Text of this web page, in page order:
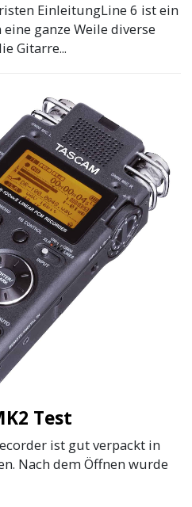
EinleitungLine 6 ist ein
ganze Weile diverse
Gitarre...
Test
ist gut verpackt in
Nach dem Öffnen wurde